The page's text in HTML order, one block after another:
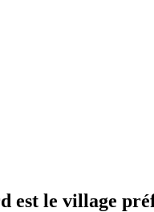
est le village